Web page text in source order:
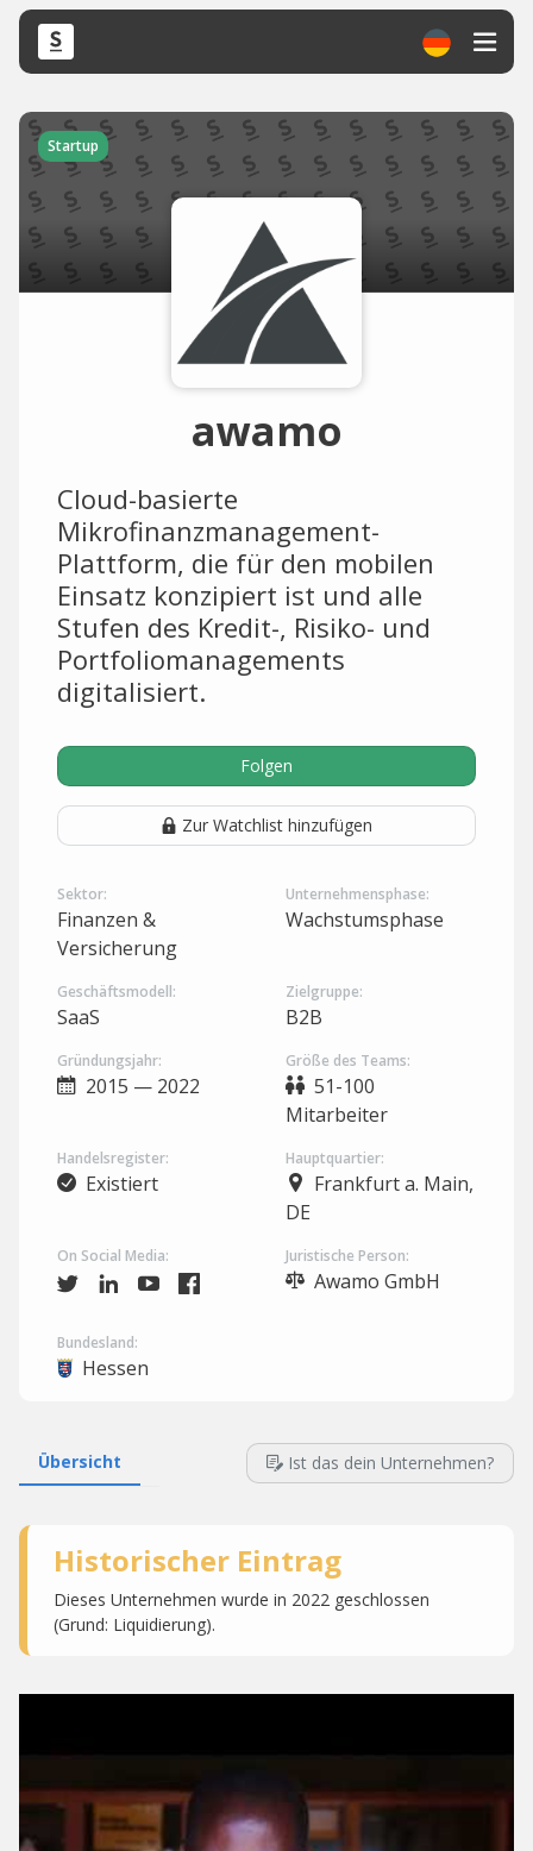
Startup
awamo
Cloud-basierte
Mikrofinanzmanagement-
Plattform, die für den mobilen
Einsatz konzipiert ist und alle
Stufen des Kredit-, Risiko- und
Portfoliomanagements
digitalisiert.
Folgen
Zur Watchlist hinzufügen
Sektor:
Finanzen &
Versicherung
Unternehmensphase:
Wachstumsphase
Geschäftsmodell:
SaaS
Zielgruppe:
B2B
Gründungsjahr:
2015 — 2022
Größe des Teams:
51-100
Mitarbeiter
Handelsregister:
Existiert
Hauptquartier:
Frankfurt a. Main,
DE
On Social Media: Juristische Person:
Awamo GmbH
Bundesland:
Hessen
Übersicht Ist das dein Unternehmen?
Historischer Eintrag
Dieses Unternehmen wurde in 2022 geschlossen
(Grund: Liquidierung).